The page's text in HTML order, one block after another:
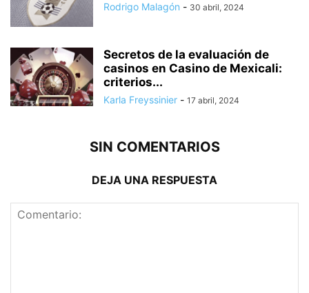
Rodrigo Malagón - 30 abril, 2024
Secretos de la evaluación de
casinos en Casino de Mexicali:
сriterios...
Karla Freyssinier - 17 abril, 2024
SIN COMENTARIOS
DEJA UNA RESPUESTA